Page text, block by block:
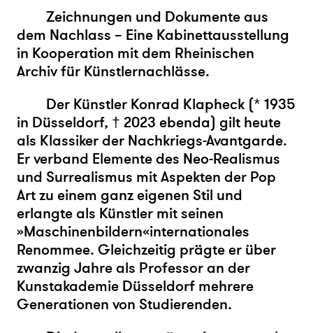
Zeichnungen und Dokumente aus
dem Nachlass – Eine Kabinettausstellung
in Kooperation mit dem Rheinischen
Archiv für Künstlernachlässe.
Der Künstler Konrad Klapheck (* 1935
in Düsseldorf, † 2023 ebenda) gilt heute
als Klassiker der Nachkriegs-Avantgarde.
Er verband Elemente des Neo-Realismus
und Surrealismus mit Aspekten der Pop
Art zu einem ganz eigenen Stil und
erlangte als Künstler mit seinen
»Maschinenbildern«internationales
Renommee. Gleichzeitig prägte er über
zwanzig Jahre als Professor an der
Kunstakademie Düsseldorf mehrere
Generationen von Studierenden.